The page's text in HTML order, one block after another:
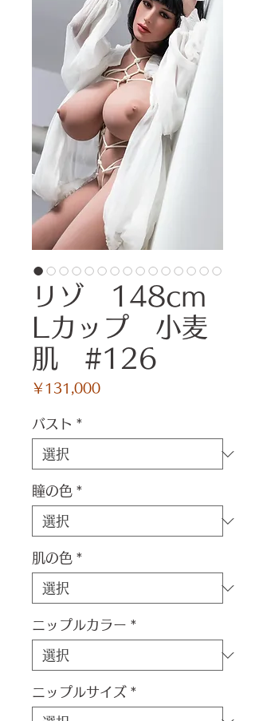
リゾ 148cm
Lカップ 小麦
肌 #126
￥131,000価
バスト *
瞳の色 *
肌の色 *
ニップルカラー *
ニップルサイズ *